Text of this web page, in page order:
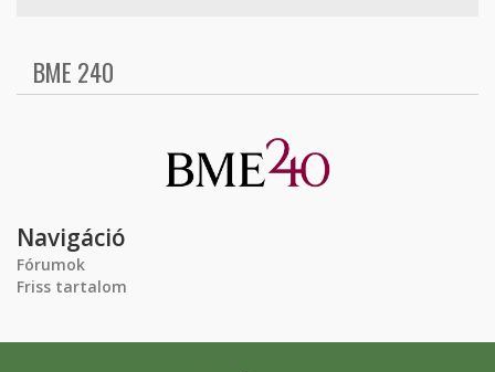
BME 240
Navigáció
Fórumok
Friss tartalom